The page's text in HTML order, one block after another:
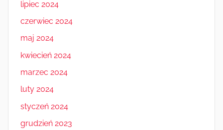
lipiec 2024
czerwiec 2024
maj 2024
kwiecień 2024
marzec 2024
luty 2024
styczeń 2024
grudzień 2023